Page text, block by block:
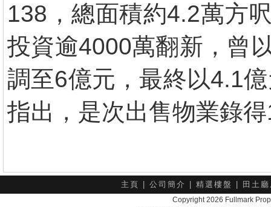
138，總面積約4.2萬方
投資逾4000萬翻新，曾
調至6億元，最終以4.1
指出，是次出售物業錄
主頁 公司簡介 精選樓盤 田土
Copyright 2026 Fullmark